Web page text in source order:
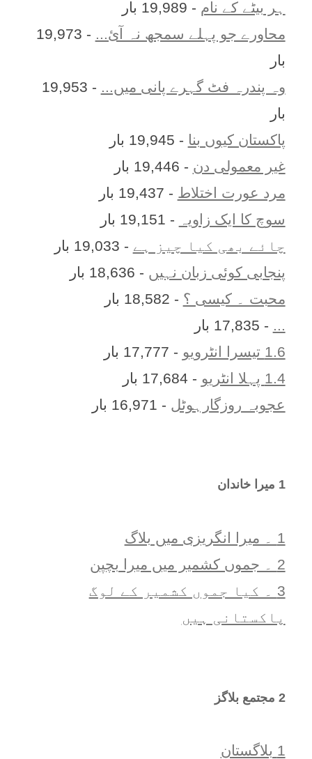
ہر بيٹے کے نام - 19,989 بار
محاورے جو پہلے سمجھ نہ آئ...
- 19,973
بار
وہ پندرہ فٹ گہرے پانی میں...
- 19,953
بار
پاکستان کیوں بنا - 19,945 بار
غیر معمولی دن - 19,446 بار
مرد عورت اختلاط
- 19,437 بار
سوچ کا ایک زاویہ
- 19,151 بار
چائے بھی کیا چیز ہے - 19,033 بار
پنجابی کوئی زبان نہیں - 18,636 بار
محبت ۔ کیسی ؟ - 18,582 بار
- 17,835 بار
1.6 تیسرا انٹرویو
- 17,777 بار
1.4 پہلا انٹریو
- 17,684 بار
عجوبہ روزگارہوٹل - 16,971 بار
1 ميرا خاندان
1 ۔ ميرا انگريزی ميں بلاگ
2 ۔ جموں کشمیر میں میرا بچپن
3 ۔ کیا جموں کشمیر کے لوگ
پاکستانی ہیں
2 مجتمع بلاگز
1 بلاگستان